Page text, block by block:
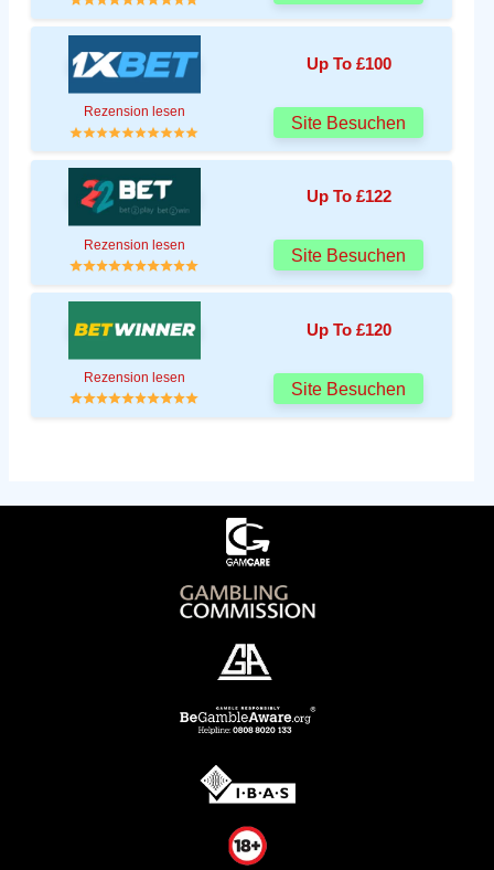
Up To £100
Rezension lesen
Site Besuchen
Up To £122
Rezension lesen
Site Besuchen
Up To £120
Rezension lesen
Site Besuchen